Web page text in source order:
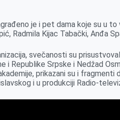
je i pet dama koje su u
Radmila Kijac Tabački, Anđa
svečanosti su
i Republike Srpske i Nedžad
prikazani su i
i u produkciji Radio-